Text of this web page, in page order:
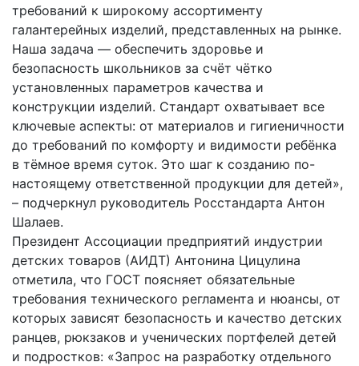
требований к широкому ассортименту
галантерейных изделий, представленных на рынке.
Наша задача — обеспечить здоровье и
безопасность школьников за счёт чётко
установленных параметров качества и
конструкции изделий. Стандарт охватывает все
ключевые аспекты: от материалов и гигиеничности
до требований по комфорту и видимости ребёнка
в тёмное время суток. Это шаг к созданию по-
настоящему ответственной продукции для детей»,
– подчеркнул руководитель Росстандарта Антон
Шалаев.
Президент Ассоциации предприятий индустрии
детских товаров (АИДТ) Антонина Цицулина
отметила, что ГОСТ поясняет обязательные
требования технического регламента и нюансы, от
которых зависят безопасность и качество детских
ранцев, рюкзаков и ученических портфелей детей
и подростков: «Запрос на разработку отдельного